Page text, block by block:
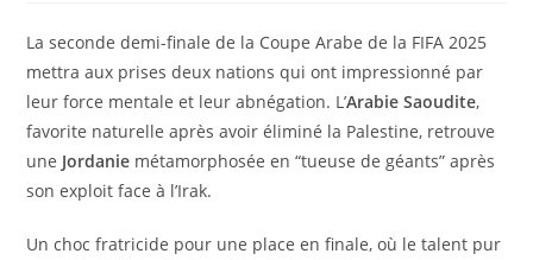
publication :
La seconde demi-finale de la Coupe Arabe de la FIFA 2025
mettra aux prises deux nations qui ont impressionné par
leur force mentale et leur abnégation. L’Arabie Saoudite,
favorite naturelle après avoir éliminé la Palestine, retrouve
une Jordanie métamorphosée en “tueuse de géants” après
son exploit face à l’Irak.
Un choc fratricide pour une place en finale, où le talent pur